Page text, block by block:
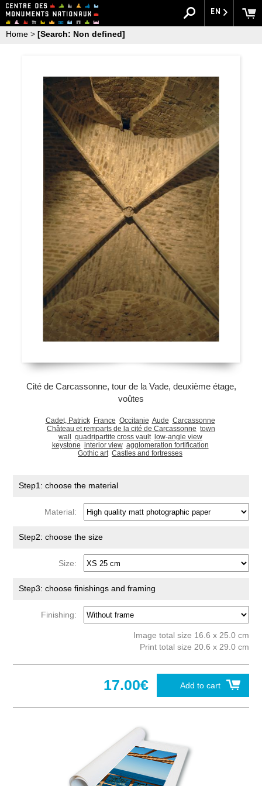
EN
Home > [Search: Non defined]
Cité de Carcassonne, tour de la Vade, deuxième étage,
voûtes
Cadet, Patrick France Occitanie Aude Carcassonne
Château et remparts de la cité de Carcassonne town
wall
quadripartite cross vault
low-angle view
keystone interior view agglomeration fortification
Gothic art Castles and fortresses
Step1: choose the material
Material:
Step2: choose the size
Size:
Step3: choose finishings and framing
Finishing:
Image total size 16.6 x 25.0 cm
Print total size 20.6 x 29.0 cm
Add to cart
17.00€